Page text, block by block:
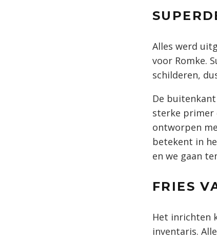
Alles werd
voor Romke.
schilderen,
De
sterke primer
ontworpen
betekent in
en we gaan
FRIES
Het inrichten
inventaris.